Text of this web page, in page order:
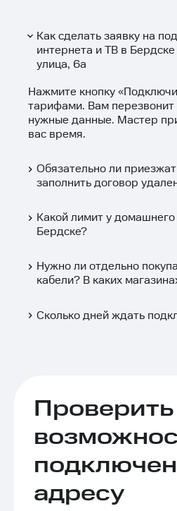
Как сделать заявку на
интернета и ТВ в
улица, 6а
Нажмите кнопку «
тарифами. Вам перезвонит
нужные данные. Мастер
вас время.
Обязательно ли
заполнить договор
Какой лимит у домашнего
Бердске?
Нужно ли отдельно
кабели? В каких
Сколько дней ждать
Проверить
адресу